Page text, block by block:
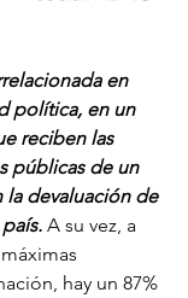
en
política, en un
reciben las
públicas de un
la devaluación de
A su vez, a
hay un 87%